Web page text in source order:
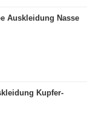
Auskleidung Nasse
Kupfer-